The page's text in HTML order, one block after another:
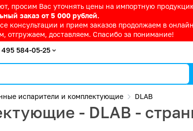
просим Вас уточнять цены на импортную
заказ от 5 000 рублей.
и прием заказов продолжаем в
отгружаем, доставляем. Спасибо за понимание!
495 584-05-25
испарители и комплектующие DLAB
- DLAB -